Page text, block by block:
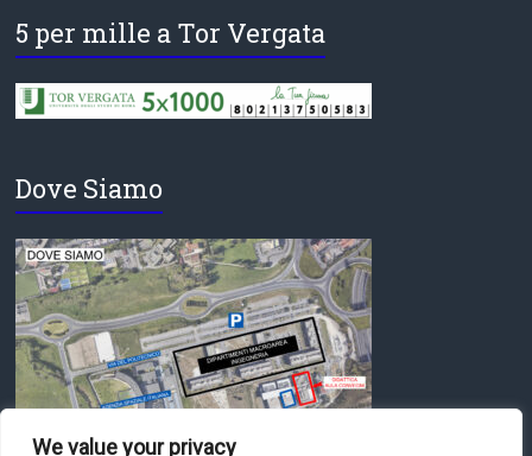
We value your privacy
5 per mille a Tor Vergata
Dove Siamo